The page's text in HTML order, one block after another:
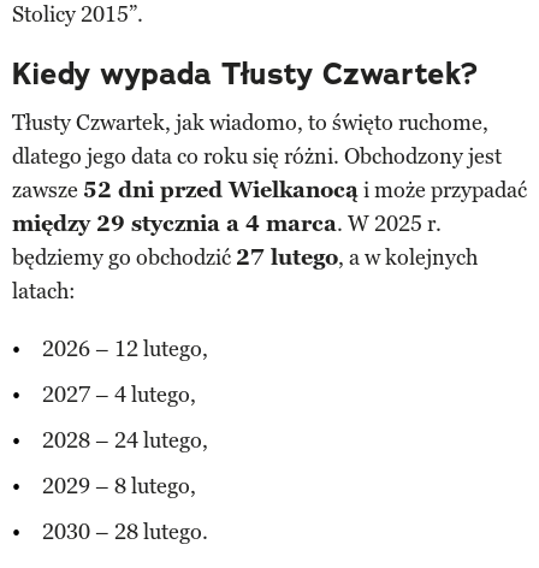
Stolicy 2015”.
Kiedy wypada Tłusty Czwartek?
Tłusty Czwartek, jak wiadomo, to święto ruchome,
dlatego jego data co roku się różni. Obchodzony jest
zawsze 52 dni przed Wielkanocąi może przypadać
między 29 stycznia a 4 marca. W 2025 r.
będziemy go obchodzić 27 lutego, a w kolejnych
latach:
2026 – 12 lutego,
2027 – 4 lutego,
2028 – 24 lutego,
2029 – 8 lutego,
2030 – 28 lutego.